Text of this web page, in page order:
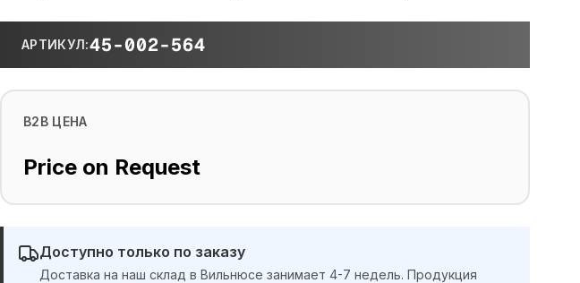
АРТИКУЛ:45-002-564
B2B ЦЕНА
Price on Request
Доступно только по заказу
Доставка на наш склад в Вильнюсе занимает 4-7 недель. Продукция